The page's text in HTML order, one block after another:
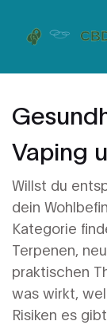
Vaping
Willst du
dein
Kategorie
Terpenen,
praktischen
was wirkt,
Risiken es